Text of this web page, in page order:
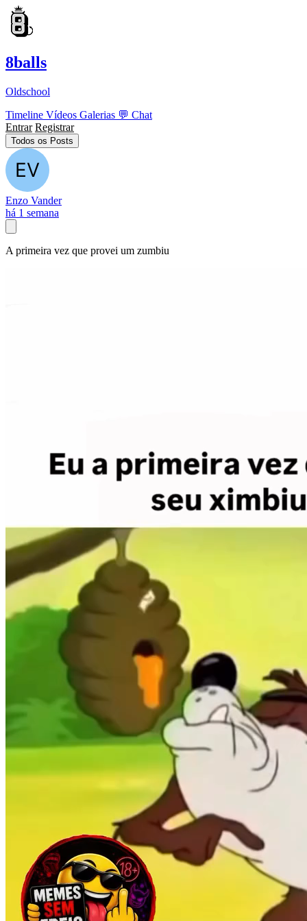
8balls
Oldschool
Timeline Vídeos Galerias 💬 Chat
Entrar Registrar
Todos os Posts
Enzo Vander
há 1 semana
A primeira vez que provei um zumbiu